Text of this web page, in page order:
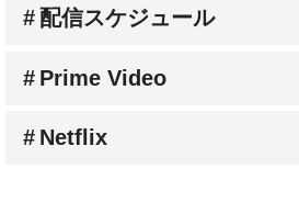
配信スケジュール
Prime Video
Netflix